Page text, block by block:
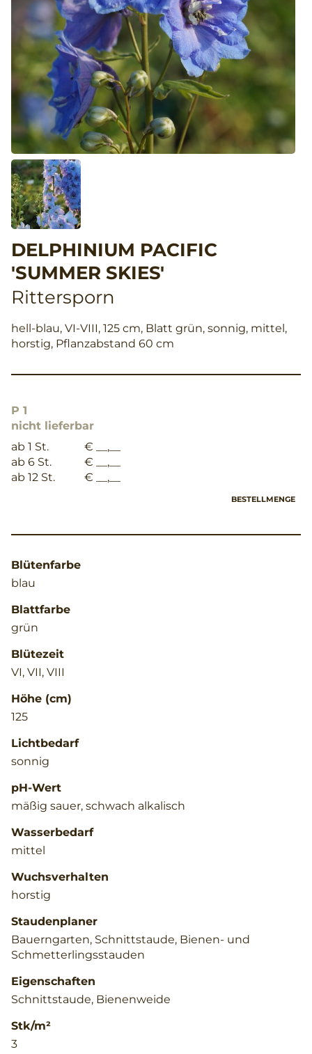
DELPHINIUM PACIFIC
'SUMMER SKIES'
Rittersporn
hell-blau, VI-VIII, 125 cm, Blatt grün, sonnig, mittel,
horstig, Pflanzabstand 60 cm
P 1
nicht lieferbar
ab 1 St.
€ __,__
ab 6 St.
€ __,__
ab 12 St.
€ __,__
BESTELLMENGE
Blütenfarbe
blau
Blattfarbe
grün
Blütezeit
VI, VII, VIII
Höhe (cm)
125
Lichtbedarf
sonnig
pH-Wert
mäßig sauer, schwach alkalisch
Wasserbedarf
mittel
Wuchsverhalten
horstig
Staudenplaner
Bauerngarten, Schnittstaude, Bienen- und
Schmetterlingsstauden
Eigenschaften
Schnittstaude, Bienenweide
Stk/m²
3